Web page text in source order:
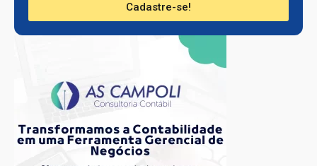
Cadastre-se!